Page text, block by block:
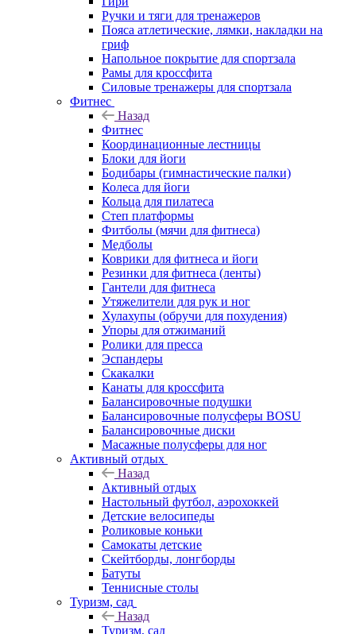
Ручки и тяги для тренажеров
Пояса атлетические, лямки, накладки на
гриф
Напольное покрытие для спортзала
Рамы для кроссфита
Силовые тренажеры для спортзала
Фитнес
Назад
Фитнес
Координационные лестницы
Блоки для йоги
Бодибары (гимнастические палки)
Колеса для йоги
Кольца для пилатеса
Степ платформы
Фитболы (мячи для фитнеса)
Медболы
Коврики для фитнеса и йоги
Резинки для фитнеса (ленты)
Гантели для фитнеса
Утяжелители для рук и ног
Хулахупы (обручи для похудения)
Упоры для отжиманий
Ролики для пресса
Эспандеры
Скакалки
Канаты для кроссфита
Балансировочные подушки
Балансировочные полусферы BOSU
Балансировочные диски
Масажные полусферы для ног
Активный отдых
Назад
Активный отдых
Настольный футбол, аэрохоккей
Детские велосипеды
Роликовые коньки
Самокаты детские
Скейтборды, лонгборды
Батуты
Теннисные столы
Туризм, сад
Назад
Туризм, сад